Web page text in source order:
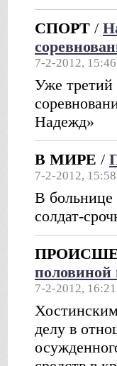
СПОРТ /
7-2-2012, 15:46
Уже третий
Надежд»
В МИРЕ /
7-2-2012, 15:58
В больнице
солдат-
половиной
7-2-2012, 16:21
делу в